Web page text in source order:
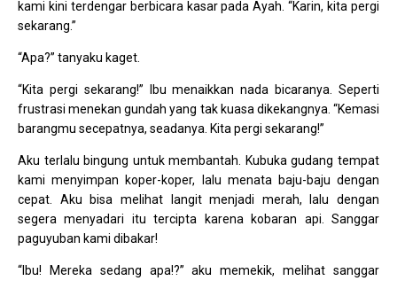
kami kini terdengar berbicara kasar pada Ayah. “Karin, kita pergi
sekarang.”
“Apa?” tanyaku kaget.
“Kita pergi sekarang!” Ibu menaikkan nada bicaranya. Seperti
frustrasi menekan gundah yang tak kuasa dikekangnya. “Kemasi
barangmu secepatnya, seadanya. Kita pergi sekarang!”
Aku terlalu bingung untuk membantah. Kubuka gudang tempat
kami menyimpan koper-koper, lalu menata baju-baju dengan
cepat. Aku bisa melihat langit menjadi merah, lalu dengan
segera menyadari itu tercipta karena kobaran api. Sanggar
paguyuban kami dibakar!
“Ibu! Mereka sedang apa!?” aku memekik, melihat sanggar